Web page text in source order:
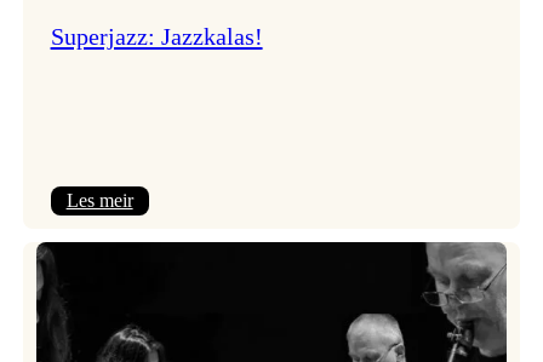
Superjazz: Jazzkalas!
Les meir: